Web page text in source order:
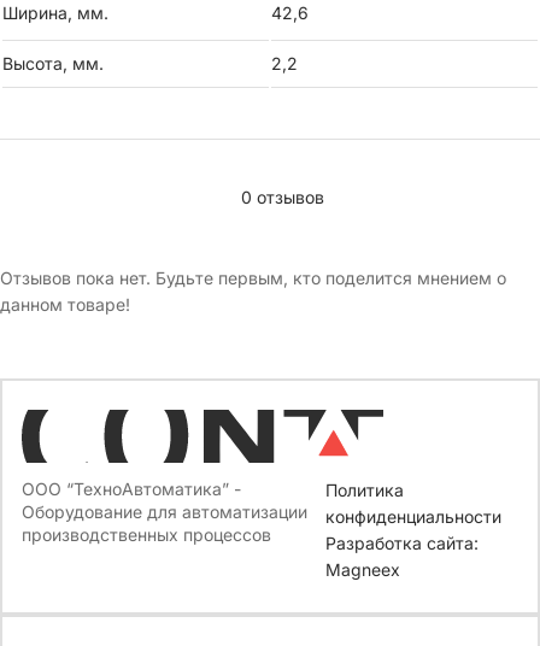
Ширина, мм. 42,6
Высота, мм. 2,2
0 отзывов
Отзывов пока нет. Будьте первым, кто поделится мнением о
данном товаре!
ООО “ТехноАвтоматика” -
Оборудование для автоматизации
производственных процессов
Политика
конфиденциальности
Разработка сайта:
Magneex